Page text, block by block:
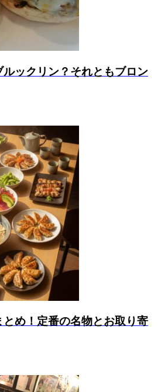
ックリン？それともブロン
め！定番の名物とお取り寄